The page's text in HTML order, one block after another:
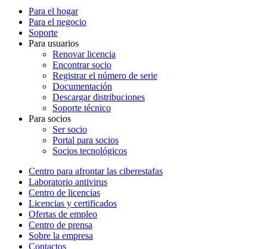
Para el hogar
Para el negocio
Soporte
Para usuarios
Renovar licencia
Encontrar socio
Registrar el número de serie
Documentación
Descargar distribuciones
Soporte técnico
Para socios
Ser socio
Portal para socios
Socios tecnológicos
Centro para afrontar las ciberestafas
Laboratorio antivirus
Centro de licencias
Licencias y certificados
Ofertas de empleo
Centro de prensa
Sobre la empresa
Contactos